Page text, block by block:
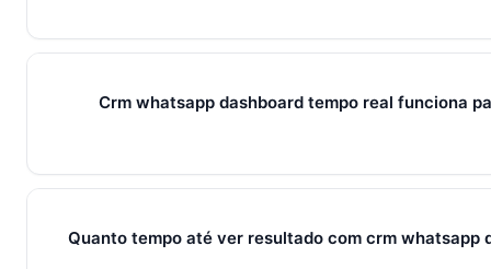
Em 2026, crm whatsapp dashboard tempo real representa o
venda em um fluxo único. Em PMEs brasileiras, gira sempre
Crm whatsapp dashboard tempo real funciona
Sim — e quanto antes melhor. Implantar crm whatsapp
com 7 dias grátis sem cartão.
Quanto tempo até ver resultado com crm whatsapp